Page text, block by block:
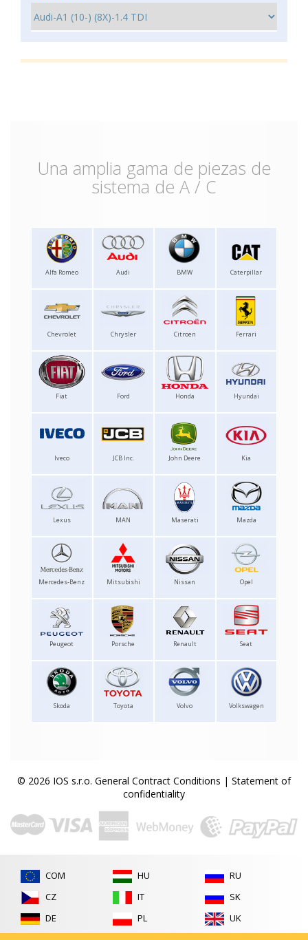
Una amplia gama de piezas de
sistema de A / C
Alfa Romeo Audi BMW Caterpillar
Chevrolet Chrysler Citroen Ferrari
Fiat Ford Honda Hyundai
Iveco JCB Inc. John Deere Kia
Lexus MAN Maserati Mazda
Mercedes-Benz Mitsubishi Nissan Opel
Peugeot Porsche Renault Seat
Skoda Toyota Volvo Volkswagen
© 2026 IOS s.r.o. General Contract Conditions | Statement of
confidentiality
COM
CZ
DE
HU
IT
PL
RU
SK
UK